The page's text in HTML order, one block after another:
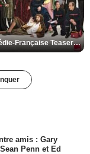
De la Comédie-Française Teaser VF
amis : Gary
Penn et Ed